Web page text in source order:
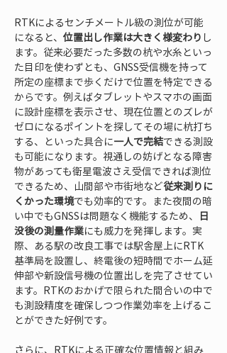
RTKによるセンチメートル級の測位が可能
になると、 位置出し作業は大きく様変わり し
ます。従来必要だった多数の杭や水糸といっ
た目印を使わずとも、GNSS受信機を持って
所定の座標まで歩くだけで位置を特定できる
からです。例えばタブレットやスマホの画面
に設計座標を表示させ、現在位置とのズレが
ゼロになるポイントを探してその場に杭打ち
する、といった具合に一人で完結できる測設
も可能になります。視通しの妨げとなる障害
物があっても衛星電波さえ受信できれば測位
できるため、山間部や市街地など従来測りに
くかった環境でも効率的です。また夜間の暗
い中でもGNSSは問題なく機能するため、 日
没後の測量作業にも威力を発揮します。実
際、ある駅の改良工事では駅舎屋上にRTK
基準局を設置し、終電後の短時間でホーム延
伸部や新設信号機の位置出しを完了させてい
ます。RTKのおかげで限られた間合いの中で
も測設精度を確保しつつ作業効率を上げるこ
とができた好例です。
さらに、RTKによる正確な位置情報と組み